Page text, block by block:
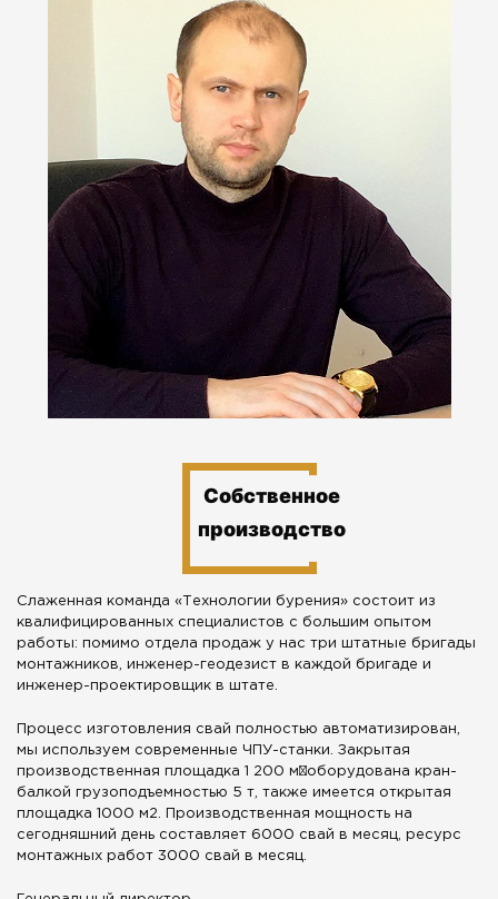
Собственное
производство
Слаженная команда «Технологии бурения» состоит из
квалифицированных специалистов с большим опытом
работы: помимо отдела продаж у нас три штатные бригады
монтажников, инженер-геодезист в каждой бригаде и
инженер-проектировщик в штате.
Процесс изготовления свай полностью автоматизирован,
мы используем современные ЧПУ-станки. Закрытая
производственная площадка 1 200 м²оборудована кран-
балкой грузоподъемностью 5 т, также имеется открытая
площадка 1000 м2. Производственная мощность на
сегодняшний день составляет 6000 свай в месяц, ресурс
монтажных работ 3000 свай в месяц.